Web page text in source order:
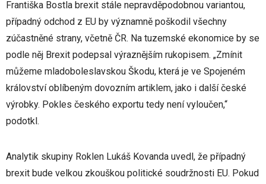
Františka Bostla brexit stále nepravděpodobnou variantou,
případný odchod z EU by významně poškodil všechny
zúčastněné strany, včetně ČR. Na tuzemské ekonomice by se
podle něj Brexit podepsal výraznějším rukopisem. „Zmínit
můžeme mladoboleslavskou Škodu, která je ve Spojeném
království oblíbeným dovozním artiklem, jako i další české
výrobky. Pokles českého exportu tedy není vyloučen,“
podotkl.
Analytik skupiny Roklen Lukáš Kovanda uvedl, že případný
brexit bude velkou zkouškou politické soudržnosti EU. Pokud